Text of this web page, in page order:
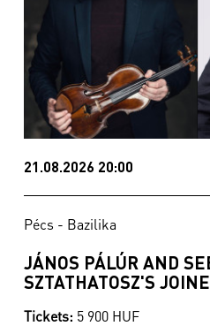
21.08.2026 20:00
Pécs - Bazilika
JÁNOS PÁLÚR AND
SZTATHATOSZ'S
Tickets: 5 900 HUF